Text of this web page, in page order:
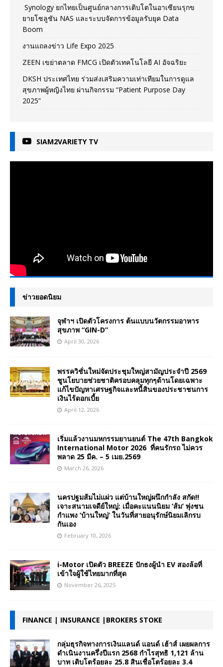
Synology ยกไทยเป็นศูนย์กลางการเติบโตในอาเซียนรุกข
ยายโซลูชัน NAS และระบบจัดการข้อมูลรับยุค Data
Boom
งานแถลงข่าว Life Expo 2025
ZEEN เขย่าตลาด FMCG เปิดตัวเทคโนโลยี AI อัจฉริยะ
DKSH ประเทศไทย ร่วมส่งเสริมความเท่าเทียมในการดูแล
สุขภาพผู้หญิงไทย ผ่านกิจกรรม “Patient Purpose Day
2025”
SIAM2VARIETY TV
ข่าวยอดนิยม
จุฬาฯ เปิดตัวโครงการ ต้นแบบนวัตกรรมอาหาร
สุขภาพ “GIN-D”
April 30, 2026
พรรควิชั่นใหม่จัดประชุมใหญ่สามัญประจำปี 2569
ชูนโยบายช่วยชาติครอบคลุมทุกๆด้านโดยเฉพาะ
แก้ไขปัญหาเศรษฐกิจและหนี้สินของประชาชนการ
เงินไร้ดอกเบี้ย
April 12, 2026
เริ่มแล้วงานมหกรรมยานยนต์ The 47th Bangkok
International Motor 2026 ที่คนรักรถ ไม่ควร
พลาด 25 มีค. – 5 เมย.2569
March 26, 2026
นครปฐมส้มไม่แผ่ว แต่บ้านใหญ่ผนึกกำลัง สกัด!!
เจาะสนามเจดีย์ใหญ่: เมื่อคะแนนนิยม ‘ส้ม’ พุ่งชน
กำแพง ‘บ้านใหญ่’ ในวันที่สายอนุรักษ์นิยมเลิกรบ
กันเอง
February 10, 2026
i-Motor เปิดตัว BREEZE ปักธงผู้นำ EV สองล้อที่
เข้าใจผู้ใช้ไทยมากที่สุด
November 26, 2025
FINANCE | INSURANCE |BROKERS STOKE
กลุ่มธุรกิจทางการเงินแลนด์ แอนด์ เฮ้าส์ เผยผลการ
ดำเนินงานครึ่งปีแรก 2568 กำไรสุทธิ 1,121 ล้าน
บาท เติบโตร้อยละ 25.8 สินเชื่อโตร้อยละ 3.4